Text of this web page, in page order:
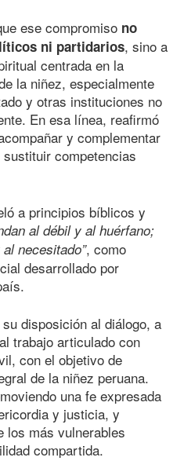
ese compromiso no
ni partidarios, sino a
centrada en la
la niñez, especialmente
y otras instituciones no
En esa línea, reafirmó
y complementar
competencias
a principios bíblicos y
al débil y al huérfano;
necesitado”, como
desarrollado por
disposición al diálogo, a
trabajo articulado con
con el objetivo de
de la niñez peruana.
una fe expresada
y justicia, y
los más vulnerables
compartida.